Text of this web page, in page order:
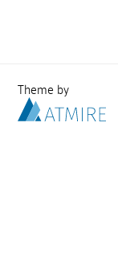
Theme by